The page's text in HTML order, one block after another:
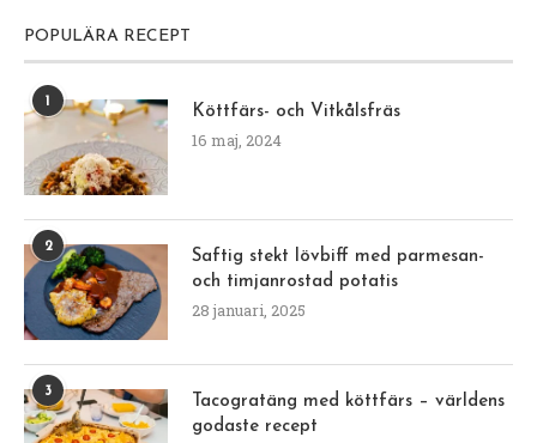
POPULÄRA RECEPT
1
Köttfärs- och Vitkålsfräs
16 maj, 2024
2
Saftig stekt lövbiff med parmesan-
och timjanrostad potatis
28 januari, 2025
3
Tacogratäng med köttfärs – världens
godaste recept